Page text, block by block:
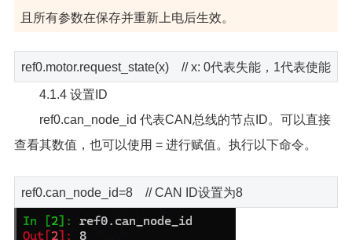
且所有参数在保存并重新上电后生效。
ref0.motor.request_state(x) // x: 0代表失能，1代表使能
4.1.4 设置ID
ref0.can_node_id 代表CAN总线的节点ID。可以直接
查看其数值，也可以使用 = 进行赋值。执行以下命令。
ref0.can_node_id=8 // CAN ID设置为8